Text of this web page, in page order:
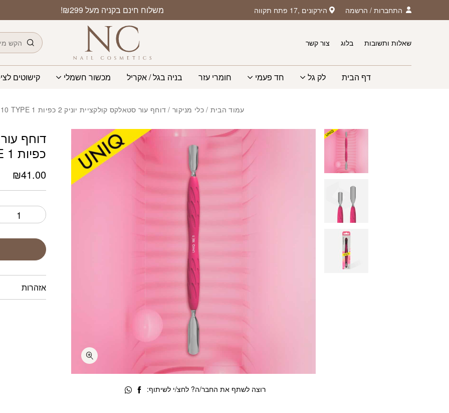
Skip to Content משלוח חינם בקניה מעל ₪299! התחברות / הרשמה הירקונים ,17 פתח תקווה
חיפוש
שאלות ותשובות
בלוג צור קשר
דף הבית לק גל חד פעמי חומרי עזר בניה בגל / אקריל מכשור חשמלי קישוטים
עמוד הבית /כלי מניקור / דוחף עור סטאלקס קולקציית יוניק 2 כפיות UNIQ 10 TYPE 1
כפיות UNIQ 10 TYPE 1
₪41.00
אזהרות
רוצה לשתף את החבר/ה? לחצ/י לשיתוף:
בחזרה למעלה